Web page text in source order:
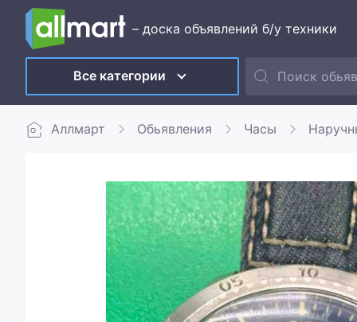
– доска объявлений б/у техники
Все категории
Аллмарт Обьявления Часы